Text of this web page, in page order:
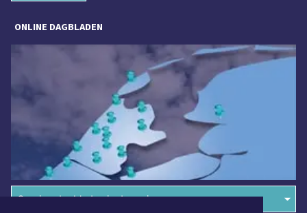
ONLINE DAGBLADEN
Overige dagbladen in de regio